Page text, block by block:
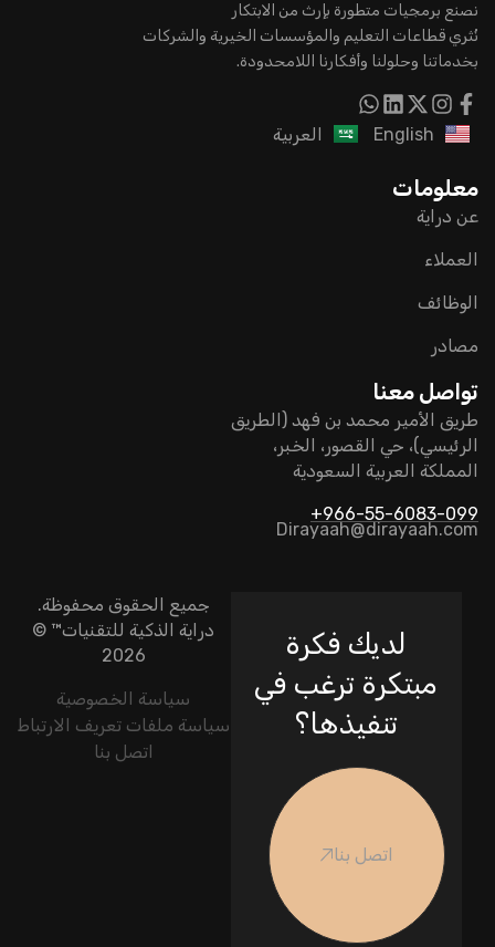
نصنع برمجيات متطورة بإرث من الابتكار
نُثري قطاعات التعليم والمؤسسات الخيرية والشركات
بخدماتنا وحلولنا وأفكارنا اللامحدودة.
English العربية
معلومات
عن دراية
العملاء
الوظائف
مصادر
تواصل معنا
طريق الأمير محمد بن فهد (الطريق
الرئيسي)، حي القصور، الخبر،
المملكة العربية السعودية
966-55-6083-099+
Dirayaah@dirayaah.com
جميع الحقوق محفوظة.
دراية الذكية للتقنيات™ ©
2026
سياسة الخصوصية
سياسة ملفات تعريف الارتباط
اتصل بنا
لديك فكرة
مبتكرة ترغب في
تنفيذها؟
اتصل بنا